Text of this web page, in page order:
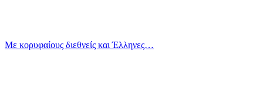
Με κορυφαίους διεθνείς και Έλληνες…